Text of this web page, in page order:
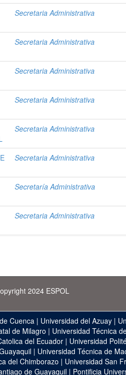
Secretaria Administrativa
Secretaria Administrativa
Secretaria Administrativa
Secretaria Administrativa
Secretaria Administrativa
Secretaria Administrativa
Secretaría Administrativa
Secretaria Administrativa
2024 ESPOL
Cuenca | Universidad del Azuay |
de Milagro | Universidad Técnica
del Ecuador| Universidad
| Universidad Técnica de
del Chimborazo | Universidad San
de Guayaquil | Pontificia